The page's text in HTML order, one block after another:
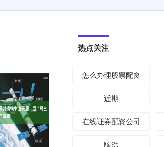
热点关注
怎么办理股票配资
近期
在线证券配资公司
陈浩